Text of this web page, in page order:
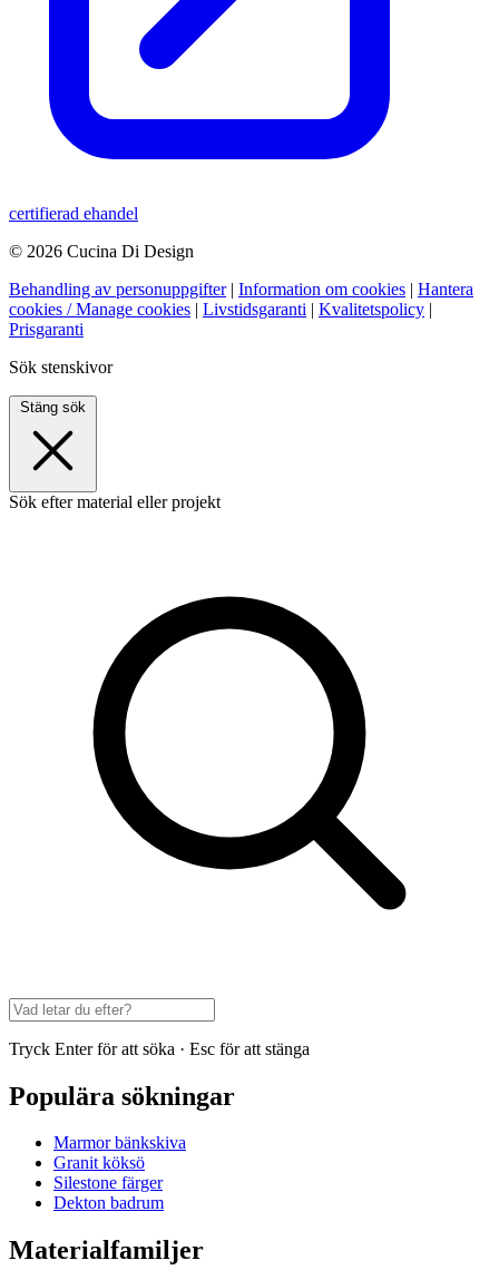
certifierad ehandel
© 2026 Cucina Di Design
Behandling av personuppgifter | Information om cookies | Hantera
cookies / Manage cookies | Livstidsgaranti | Kvalitetspolicy |
Prisgaranti
Sök stenskivor
Stäng sök
Sök efter material eller projekt
Tryck Enter för att söka · Esc för att stänga
Populära sökningar
Marmor bänkskiva
Granit köksö
Silestone färger
Dekton badrum
Materialfamiljer